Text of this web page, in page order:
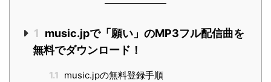
1 music.jpで「願い」のMP3フル配信曲を
無料でダウンロード！
1.1 music.jpの無料登録手順